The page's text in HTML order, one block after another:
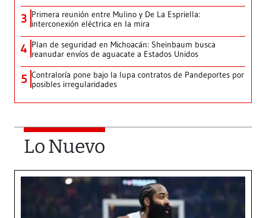
3 Primera reunión entre Mulino y De La Espriella:
interconexión eléctrica en la mira
4 Plan de seguridad en Michoacán: Sheinbaum busca
reanudar envíos de aguacate a Estados Unidos
5 Contraloría pone bajo la lupa contratos de Pandeportes por
posibles irregularidades
Lo Nuevo